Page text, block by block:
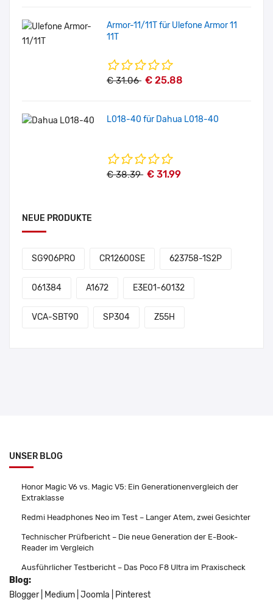
Armor-11/11T für Ulefone Armor 11
11T
€ 31.06 € 25.88
L018-40 für Dahua L018-40
€ 38.39 € 31.99
NEUE PRODUKTE
SG906PRO CR12600SE 623758-1S2P
061384 A1672 E3E01-60132
VCA-SBT90 SP304 Z55H
UNSER BLOG
Honor Magic V6 vs. Magic V5: Ein Generationenvergleich der
Extraklasse
Redmi Headphones Neo im Test – Langer Atem, zwei Gesichter
Technischer Prüfbericht – Die neue Generation der E-Book-
Reader im Vergleich
Ausführlicher Testbericht – Das Poco F8 Ultra im Praxischeck
Blog:
Blogger
Medium Joomla Pinterest